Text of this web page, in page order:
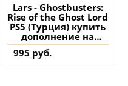
Lars - Ghostbusters:
Rise of the Ghost Lord
PS5 (Турция) купить
дополнение на
аккаунт
995 руб.